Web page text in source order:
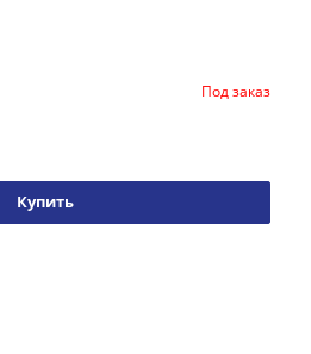
Под заказ
Купить